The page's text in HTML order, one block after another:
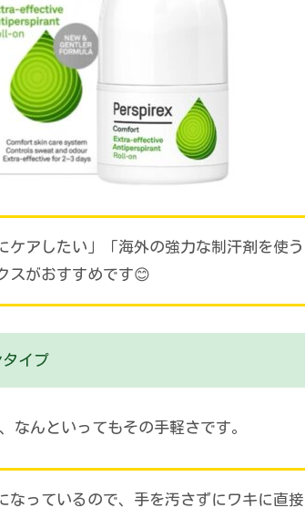
ケアしたい」「海外の強力な制汗剤を使う
スがおすすめです😊
タイプ
なんといってもその手軽さです。
なっているので、手を汚さずにワキに直